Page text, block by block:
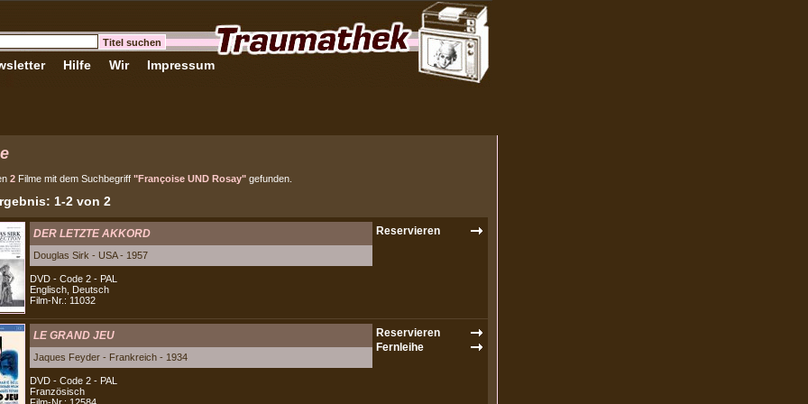
Hilfe Wir Impressum
2 Filme mit dem Suchbegriff "Françoise UND Rosay" gefunden.
1-2 von 2
DER LETZTE AKKORD
Douglas Sirk - USA - 1957
DVD - Code 2 - PAL
Englisch, Deutsch
Film-Nr.: 11032
LE GRAND JEU
Jaques Feyder - Frankreich - 1934
DVD - Code 2 - PAL
Französisch